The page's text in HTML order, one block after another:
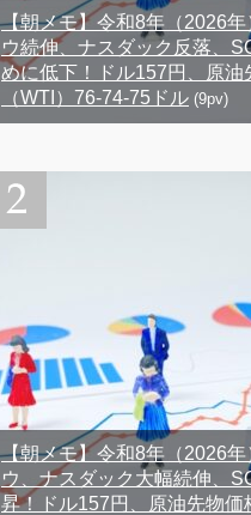
【朝メモ】令和8年（2026
ウ続伸、ナスダック反落、
めに低下！ドル157円、原油
（WTI）76-74-75ドル (9pv)
【朝メモ】令和8年（2026
ウ、ナスダック大幅続伸、
昇！ドル157円、原油先物価